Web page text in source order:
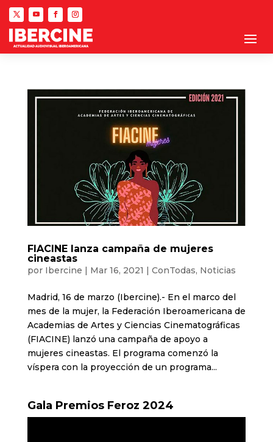
FIACINE lanza campaña de mujeres
cineastas
por Ibercine | Mar 16, 2021 | ConTodas, Noticias
Madrid, 16 de marzo (Ibercine).- En el marco del
mes de la mujer, la Federación Iberoamericana de
Academias de Artes y Ciencias Cinematográficas
(FIACINE) lanzó una campaña de apoyo a
mujeres cineastas. El programa comenzó la
víspera con la proyección de un programa...
Gala Premios Feroz 2024